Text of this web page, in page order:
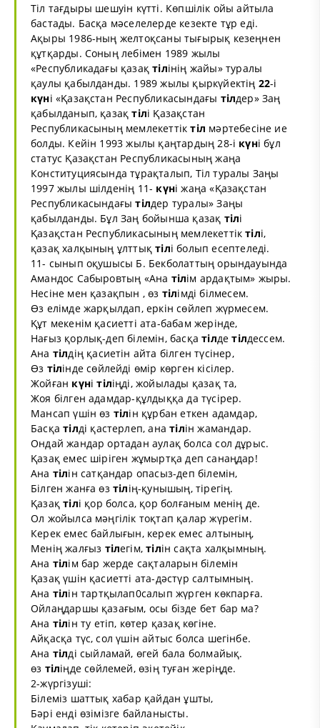
Тіл тағдыры шешуін күтті. Көпшілік ойы айтыла
бастады. Басқа мәселелерде кезекте тұр еді.
Ақыры 1986-ның желтоқсаны тығырық кезеңнен
құтқарды. Соның лебімен 1989 жылы
«Республикадағы қазақтілінің жайы» туралы
қаулы қабылданды. 1989 жылы қыркүйектің 22-і
күні «Қазақстан Республикасындағы тілдер» Заң
қабылданып, қазақтілі Қазақстан
Республикасының мемлекеттіктіл мәртебесіне ие
болды. Кейін 1993 жылы қаңтардың 28-і күні бұл
статус Қазақстан Республикасының жаңа
Конституциясында тұрақталып, Тіл туралы Заңы
1997 жылы шілденің 11- күні жаңа «Қазақстан
Республикасындағытілдер туралы» Заңы
қабылданды. Бұл Заң бойынша қазақ тілі
Қазақстан Республикасының мемлекеттіктілі,
қазақ халқының ұлттықтілі болып есептеледі.
11- сынып оқушысы Б. Бекболаттың орындауында
Амандос Сабыровтың «Ана тілім ардақтым» жыры.
Несіне мен қазақпын , өз тілімді білмесем.
Өз елімде жарқылдап, еркін сөйлеп жүрмесем.
Құт мекенім қасиетті ата-бабам жерінде,
Нағыз қорлық-деп білемін, басқатілдетілдессем.
Ана тілдің қасиетін айта білген түсінер,
Өз тілінде сөйлейді өмір көрген кісілер.
Жойған күнітіліңді, жойылады қазақ та,
Жоя білген адамдар-құлдыққа да түсірер.
Мансап үшін өз тілін құрбан еткен адамдар,
Басқатілді қастерлеп, анатілін жамандар.
Ондай жандар ортадан аулақ болса сол дұрыс.
Қазақ емес шіріген жұмыртқа деп санаңдар!
Ана тілін сатқандар опасыз-деп білемін,
Білген жанға өзтілің-қунышың, тірегің.
Қазақтілі қор болса, қор болғаным менің де.
Ол жойылса мәңгілік тоқтап қалар жүрегім.
Керек емес байлығын, керек емес алтының,
Менің жалғыз тілегім,тілін сақта халқымның.
Ана тілім бар жерде сақталарын білемін
Қазақ үшін қасиетті ата-дәстүр салтымның.
Ана тілін тартқылап0салып жүрген көкпарға.
Ойлаңдаршы қазағым, осы бізде бет бар ма?
Ана тілін ту етіп, көтер қазақ көгіне.
Айқасқа түс, сол үшін айтыс болса шегінбе.
Ана тілді сыйламай, өгей бала болмайық.
өз тіліңде сөйлемей, өзің туған жеріңде.
2-жүргізуші:
Білеміз шаттық хабар қайдан ұшты,
Бәрі енді өзімізге байланысты.